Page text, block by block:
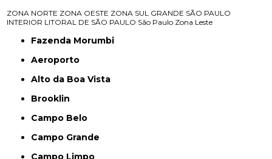
ZONA NORTE ZONA OESTE ZONA SUL GRANDE SÃO PAULO
INTERIOR LITORAL DE SÃO PAULO São Paulo Zona Leste
Fazenda Morumbi
Aeroporto
Alto da Boa Vista
Brooklin
Campo Belo
Campo Grande